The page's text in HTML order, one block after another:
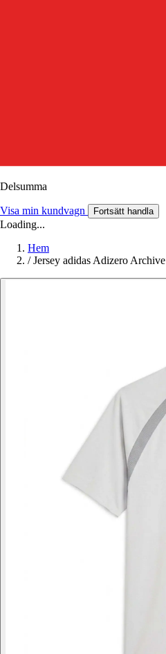
Delsumma
Visa min kundvagn Fortsätt handla
Loading...
Hem
/ Jersey adidas Adizero Archive